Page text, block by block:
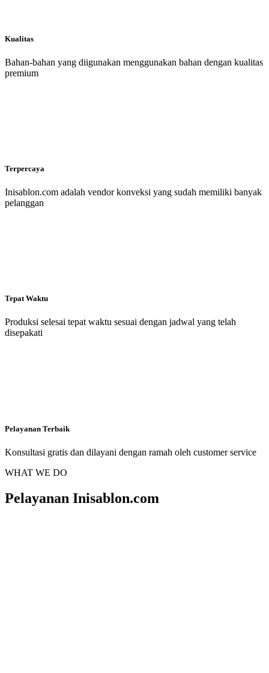
Kualitas
Bahan-bahan yang diigunakan menggunakan bahan dengan kualitas
premium
Terpercaya
Inisablon.com adalah vendor konveksi yang sudah memiliki banyak
pelanggan
Tepat Waktu
Produksi selesai tepat waktu sesuai dengan jadwal yang telah
disepakati
Pelayanan Terbaik
Konsultasi gratis dan dilayani dengan ramah oleh customer service
WHAT WE DO
Pelayanan Inisablon.com